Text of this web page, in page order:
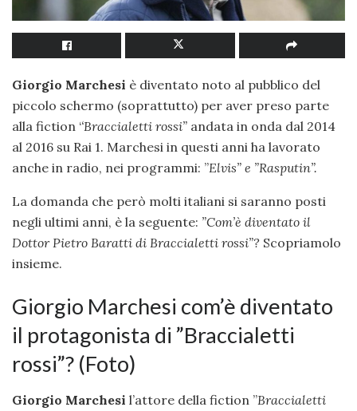
Giorgio Marchesi è diventato noto al pubblico del
piccolo schermo (soprattutto) per aver preso parte
alla fiction ‘‘Braccialetti rossi” andata in onda dal 2014
al 2016 su Rai 1. Marchesi in questi anni ha lavorato
anche in radio, nei programmi: ”Elvis” e ”Rasputin”.
La domanda che però molti italiani si saranno posti
negli ultimi anni, è la seguente: ”Com’è diventato il
Dottor Pietro Baratti di Braccialetti rossi”? Scopriamolo
insieme.
Giorgio Marchesi com’è diventato
il protagonista di ”Braccialetti
rossi”? (Foto)
Giorgio Marchesi l’attore della fiction ”Braccialetti